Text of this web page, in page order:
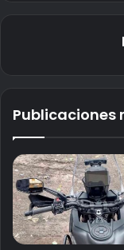
Publicaciones